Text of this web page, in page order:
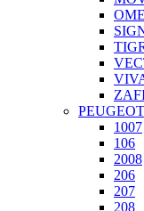
PEUGEOT
1007
106
2008
206
207
208